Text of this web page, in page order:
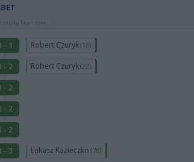
straty finansowej.
- 1 Robert Czuryk(16)
- 2 Robert Czuryk(22)
- 2
- 2
- 2
- 3 Łukasz Kazieczko (78)